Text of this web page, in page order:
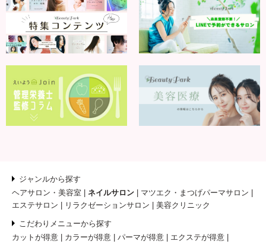
ジャンルから探す
ヘアサロン・美容室
ネイルサロン
マツエク・まつげパーマサロン
エステサロン
リラクゼーションサロン 美容クリニック
こだわりメニューから探す
カットが得意
カラーが得意 パーマが得意
エクステが得意